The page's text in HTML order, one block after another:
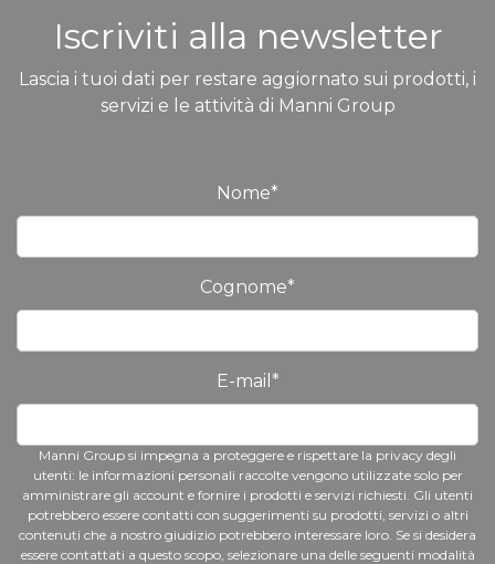
Iscriviti alla newsletter
Lascia i tuoi dati per restare aggiornato sui prodotti, i
servizi e le attività di Manni Group
Nome*
Cognome*
E-mail *
Manni Group si impegna a proteggere e rispettare la privacy degli
utenti: le informazioni personali raccolte vengono utilizzate solo per
amministrare gli account e fornire i prodotti e servizi richiesti. Gli utenti
potrebbero essere contatti con suggerimenti su prodotti, servizi o altri
contenuti che a nostro giudizio potrebbero interessare loro. Se si desidera
essere contattati a questo scopo, selezionare una delle seguenti modalità